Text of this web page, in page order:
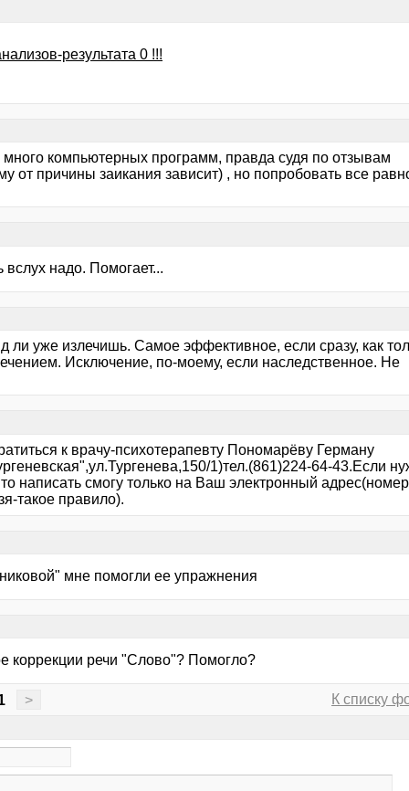
результата 0 !!!
компьютерных программ, правда судя по отзывам
от причины заикания зависит) , но попробовать все
вслух надо. Помогает...
ли уже излечишь. Самое эффективное, если сразу, как
Исключение, по-моему, если наследственное. Не
к врачу-психотерапевту Пономарёву Герману
1)тел.(861)224-64-43.Если
написать смогу только на Ваш электронный
такое правило).
мне помогли ее упражнения
коррекции речи "Слово"? Помогло?
>
К списку